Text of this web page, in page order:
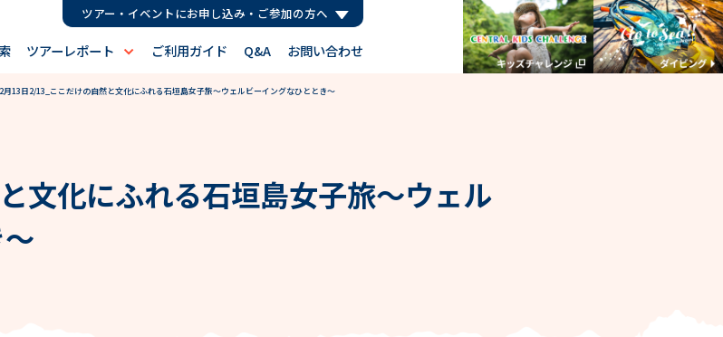
ツアー・イベントにお申し込み・ご参加の方へ
ツアーレポート ご利用ガイド Q&A お問い合わせ
13日2/13_ここだけの自然と文化にふれる石垣島女子旅～ウェルビーイングなひととき～
文化にふれる石垣島女子旅～ウェル